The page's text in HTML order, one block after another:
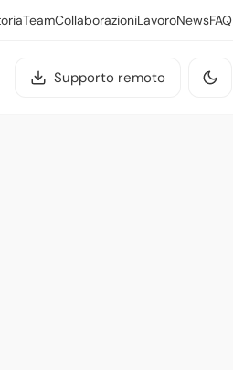
TeamCollaborazioniLavoroNewsFAQ
Supporto remoto